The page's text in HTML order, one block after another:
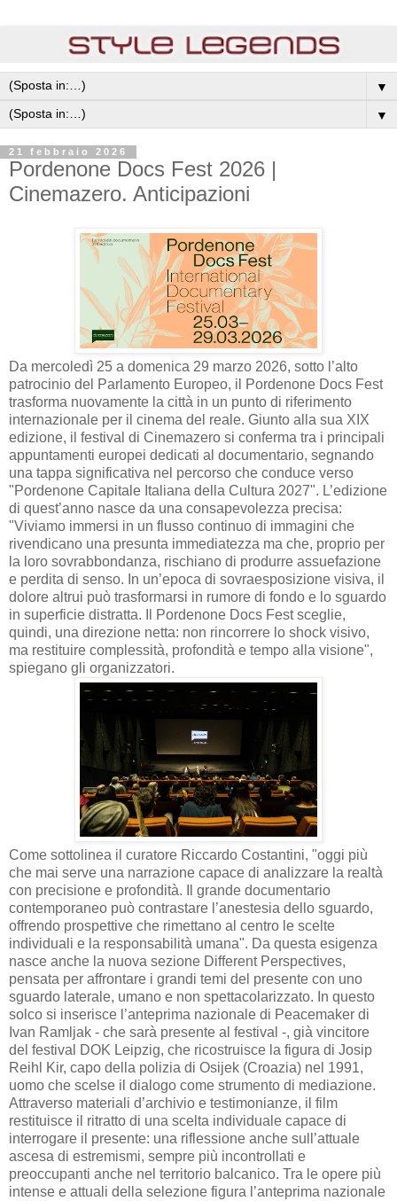
▼
▼
21 febbraio 2026
Pordenone Docs Fest 2026 |
Cinemazero. Anticipazioni
Da mercoledì 25 a domenica 29 marzo 2026, sotto l’alto
patrocinio del Parlamento Europeo, il Pordenone Docs Fest
trasforma nuovamente la città in un punto di riferimento
internazionale per il cinema del reale. Giunto alla sua XIX
edizione, il festival di Cinemazero si conferma tra i principali
appuntamenti europei dedicati al documentario, segnando
una tappa significativa nel percorso che conduce verso
"Pordenone Capitale Italiana della Cultura 2027". L’edizione
di quest’anno nasce da una consapevolezza precisa:
"Viviamo immersi in un flusso continuo di immagini che
rivendicano una presunta immediatezza ma che, proprio per
la loro sovrabbondanza, rischiano di produrre assuefazione
e perdita di senso. In un’epoca di sovraesposizione visiva, il
dolore altrui può trasformarsi in rumore di fondo e lo sguardo
in superficie distratta. Il Pordenone Docs Fest sceglie,
quindi, una direzione netta: non rincorrere lo shock visivo,
ma restituire complessità, profondità e tempo alla visione",
spiegano gli organizzatori.
Come sottolinea il curatore Riccardo Costantini, "oggi più
che mai serve una narrazione capace di analizzare la realtà
con precisione e profondità. Il grande documentario
contemporaneo può contrastare l’anestesia dello sguardo,
offrendo prospettive che rimettano al centro le scelte
individuali e la responsabilità umana". Da questa esigenza
nasce anche la nuova sezione Different Perspectives,
pensata per affrontare i grandi temi del presente con uno
sguardo laterale, umano e non spettacolarizzato. In questo
solco si inserisce l’anteprima nazionale di Peacemaker di
Ivan Ramljak - che sarà presente al festival -, già vincitore
del festival DOK Leipzig, che ricostruisce la figura di Josip
Reihl Kir, capo della polizia di Osijek (Croazia) nel 1991,
uomo che scelse il dialogo come strumento di mediazione.
Attraverso materiali d’archivio e testimonianze, il film
restituisce il ritratto di una scelta individuale capace di
interrogare il presente: una riflessione anche sull’attuale
ascesa di estremismi, sempre più incontrollati e
preoccupanti anche nel territorio balcanico. Tra le opere più
intense e attuali della selezione figura l’anteprima nazionale